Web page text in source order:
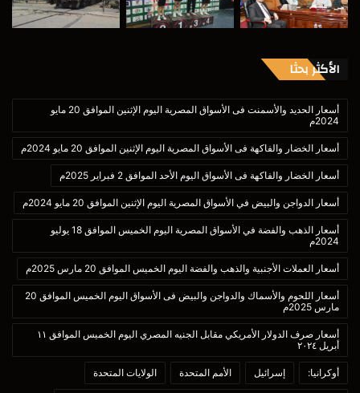
الأكثر بحثا
أسعار الحديد والأسمنت فى الأسواق المصرية اليوم الإثنين الموافق 20 مايو
2024م
أسعار الخضار والفاكهة فى الأسواق المصرية اليوم الإثنين الموافق 20 مايو 2024م
أسعار الخضار والفاكهة فى الأسواق اليوم الأحد الموافق 2 فبراير 2025م
أسعار الدواجن والبيض في الأسواق المصرية اليوم الإثنين الموافق 20 مايو 2024م
أسعار الذهب والفضة في الأسواق المصرية اليوم الخميس الموافق 18 يوليو
2024م
أسعار العملات الأجنبية والذهب والفضة اليوم الخميس الموافق 20 مارس 2025م
أسعار اللحوم والأسماك والدواجن والبيض فى الأسواق اليوم الخميس الموافق 20
مارس 2025م
أسعار صرف الدولار الأمريكي مقابل الجنيه المصري اليوم الخميس الموافق ١١
أبريل ٢٠٢٤
أوكرانيا: إسرائيل الأمم المتحدة الولايات المتحدة